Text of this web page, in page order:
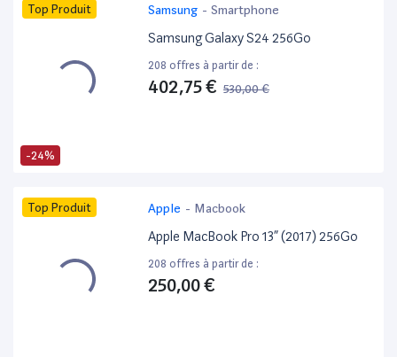
-24%
Top Produit Samsung - Smartphone
Samsung Galaxy S24 256Go
208 offres à partir de :
402,75 € 530,00 €
Top Produit Apple - Macbook
Apple MacBook Pro 13” (2017) 256Go
208 offres à partir de :
250,00 €